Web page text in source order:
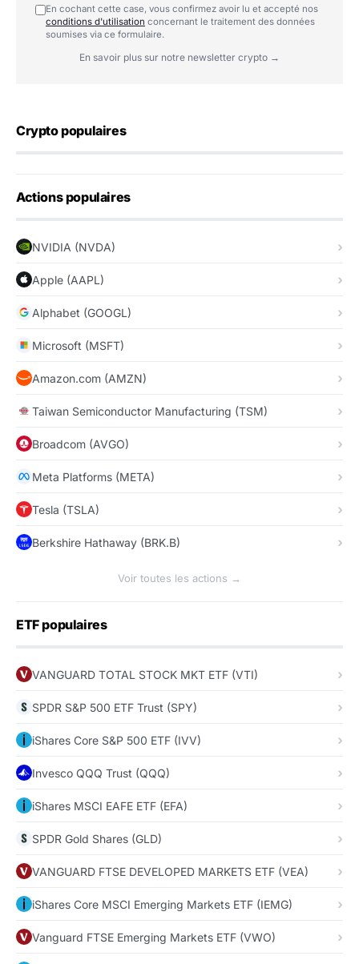
En cochant cette case, vous confirmez avoir lu et accepté nos
conditions d'utilisation concernant le traitement des données
soumises via ce formulaire.
En savoir plus sur notre newsletter crypto →
Crypto populaires
Actions populaires
NVIDIA (NVDA)
Apple (AAPL)
Alphabet (GOOGL)
Microsoft (MSFT)
Amazon.com (AMZN)
Taiwan Semiconductor Manufacturing (TSM)
Broadcom (AVGO)
Meta Platforms (META)
Tesla (TSLA)
Berkshire Hathaway (BRK.B)
Voir toutes les actions →
ETF populaires
VANGUARD TOTAL STOCK MKT ETF (VTI)
SPDR S&P 500 ETF Trust (SPY)
iShares Core S&P 500 ETF (IVV)
Invesco QQQ Trust (QQQ)
iShares MSCI EAFE ETF (EFA)
SPDR Gold Shares (GLD)
VANGUARD FTSE DEVELOPED MARKETS ETF (VEA)
iShares Core MSCI Emerging Markets ETF (IEMG)
Vanguard FTSE Emerging Markets ETF (VWO)